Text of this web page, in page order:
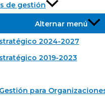
de gestión
Alternar menú
2024-2027
2019-2023
para